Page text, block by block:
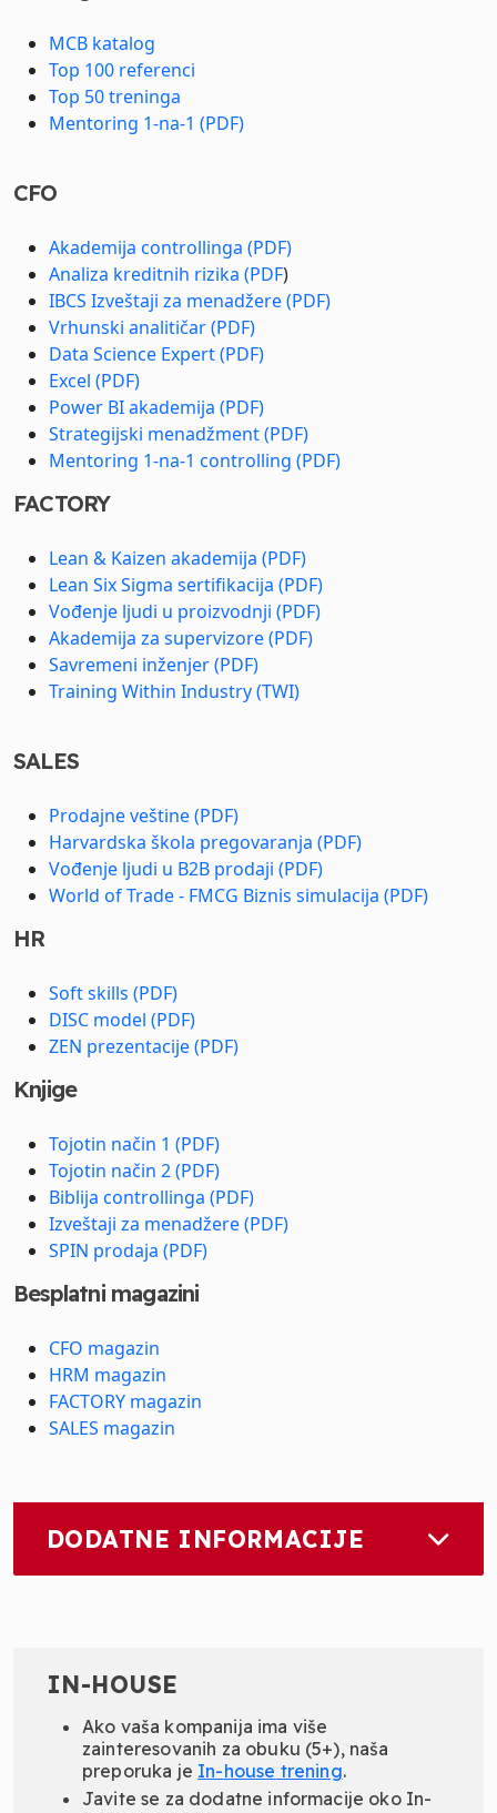
MCB katalog
Top 100 referenci
Top 50 treninga
Mentoring 1-na-1 (PDF)
CFO
Akademija controllinga (PDF)
Analiza kreditnih rizika (PDF)
IBCS Izveštaji za menadžere (PDF)
Vrhunski analitičar (PDF)
Data Science Expert (PDF)
Excel (PDF)
Power BI akademija (PDF)
Strategijski menadžment (PDF)
Mentoring 1-na-1 controlling (PDF)
FACTORY
Lean & Kaizen akademija (PDF)
Lean Six Sigma sertifikacija (PDF)
Vođenje ljudi u proizvodnji (PDF)
Akademija za supervizore (PDF)
Savremeni inženjer (PDF)
Training Within Industry (TWI)
SALES
Prodajne veštine (PDF)
Harvardska škola pregovaranja (PDF)
Vođenje ljudi u B2B prodaji (PDF)
World of Trade - FMCG Biznis simulacija (PDF)
HR
Soft skills (PDF)
DISC model (PDF)
ZEN prezentacije (PDF)
Knjige
Tojotin način 1 (PDF)
Tojotin način 2 (PDF)
Biblija controllinga (PDF)
Izveštaji za menadžere (PDF)
SPIN prodaja (PDF)
Besplatni magazini
CFO magazin
HRM magazin
FACTORY magazin
SALES magazin
DODATNE INFORMACIJE
IN-HOUSE
Ako vaša kompanija ima više
zainteresovanih za obuku (5+), naša
preporuka je In-house trening.
Javite se za dodatne informacije oko In-